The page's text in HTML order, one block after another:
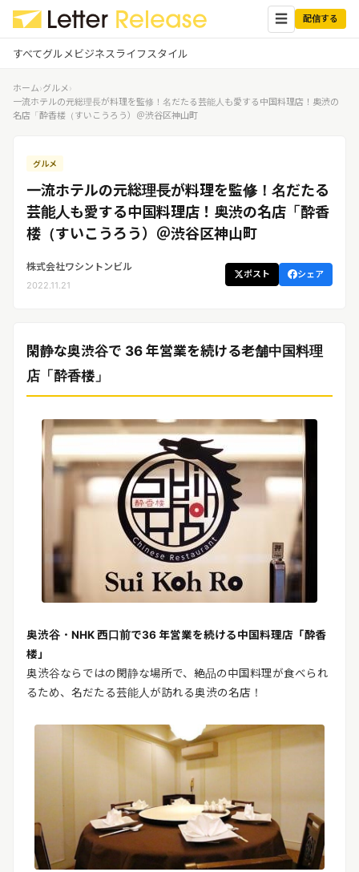
☰ 配信する
すべてグルメビジネスライフスタイル
ビジネス
リリースを配信する
ログイン ✕
企業ユーザーでログイン
する
レターリリース受信ユーザー
メディアユーザーでログインする
レターリリースを受信（メディア登
ホーム›グルメ›
一流ホテルの元総理長が料理を監修！名だたる芸能人も愛する中国料理店！奥渋の
名店「酔香楼（すいこうろう）＠渋谷区神山町
グルメ
一流ホテルの元総理長が料理を監修！名だたる
芸能人も愛する中国料理店！奥渋の名店「酔香
楼（すいこうろう）＠渋谷区神山町
株式会社ワシントンビル
2022.11.21
ポスト シェア
閑静な奥渋谷で 36 年営業を続ける老舗中国料理
店「酔香楼」
奥渋谷・NHK 西口前で36 年営業を続ける中国料理店「酔香
楼」
奥渋谷ならではの閑静な場所で、絶品の中国料理が食べられ
るため、名だたる芸能人が訪れる奥渋の名店！